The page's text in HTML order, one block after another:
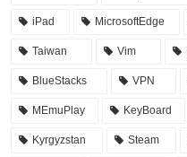
iPad MicrosoftEdge
Taiwan Vim
BlueStacks VPN
MEmuPlay KeyBoard
Kyrgyzstan Steam